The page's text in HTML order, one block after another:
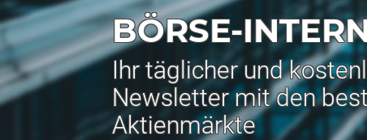
BÖRSE-
Ihr täglicher und
Newsletter mit den
Aktienmärkte